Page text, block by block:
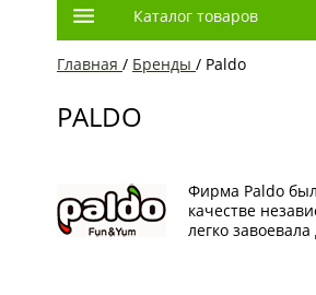
Каталог товаров
Главная / Бренды / Paldo
PALDO
Фирма Paldo
качестве
легко